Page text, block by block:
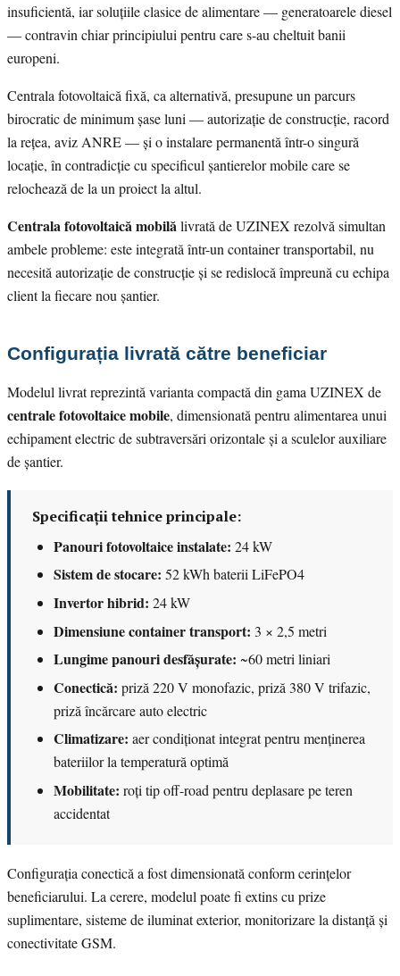
insuficientă, iar soluțiile clasice de alimentare — generatoarele diesel
— contravin chiar principiului pentru care s-au cheltuit banii
europeni.
Centrala fotovoltaică fixă, ca alternativă, presupune un parcurs
birocratic de minimum șase luni — autorizație de construcție, racord
la rețea, aviz ANRE — și o instalare permanentă într-o singură
locație, în contradicție cu specificul șantierelor mobile care se
relochează de la un proiect la altul.
Centrala fotovoltaică mobilă livrată de UZINEX rezolvă simultan
ambele probleme: este integrată într-un container transportabil, nu
necesită autorizație de construcție și se redislocă împreună cu echipa
client la fiecare nou șantier.
Configurația livrată către beneficiar
Modelul livrat reprezintă varianta compactă din gama UZINEX de
centrale fotovoltaice mobile, dimensionată pentru alimentarea unui
echipament electric de subtraversări orizontale și a sculelor auxiliare
de șantier.
Specificații tehnice principale:
Panouri fotovoltaice instalate: 24 kW
Sistem de stocare: 52 kWh baterii LiFePO4
Invertor hibrid: 24 kW
Dimensiune container transport: 3 × 2,5 metri
Lungime panouri desfășurate: ~60 metri liniari
Conectică: priză 220 V monofazic, priză 380 V trifazic,
priză încărcare auto electric
Climatizare: aer condiționat integrat pentru menținerea
bateriilor la temperatură optimă
Mobilitate: roți tip off-road pentru deplasare pe teren
accidentat
Configurația conectică a fost dimensionată conform cerințelor
beneficiarului. La cerere, modelul poate fi extins cu prize
suplimentare, sisteme de iluminat exterior, monitorizare la distanță și
conectivitate GSM.